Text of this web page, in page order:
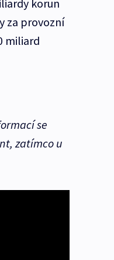
korun
za provozní
miliard
se
zatímco u